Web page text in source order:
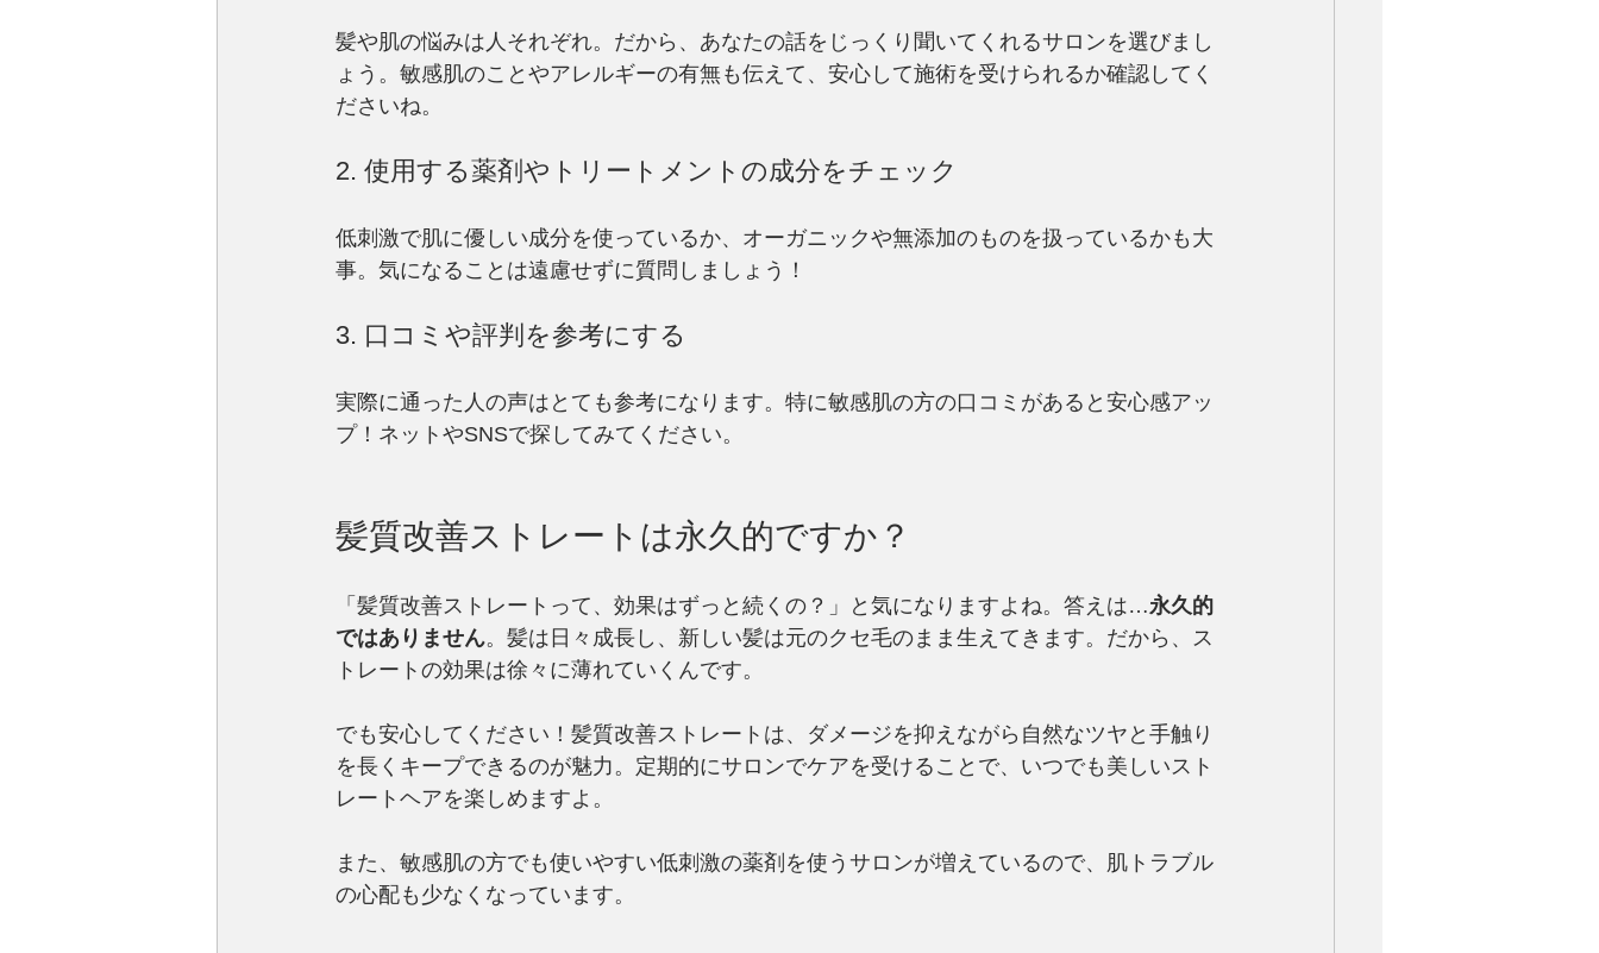
髪や肌の悩みは人それぞれ。だから、あなたの話をじっくり聞いてくれるサロンを選びまし
ょう。敏感肌のことやアレルギーの有無も伝えて、安心して施術を受けられるか確認してく
ださいね。
2. 使用する薬剤やトリートメントの成分をチェック
低刺激で肌に優しい成分を使っているか、オーガニックや無添加のものを扱っているかも大
事。気になることは遠慮せずに質問しましょう！
3. 口コミや評判を参考にする
実際に通った人の声はとても参考になります。特に敏感肌の方の口コミがあると安心感アッ
プ！ネットやSNSで探してみてください。
髪質改善ストレートは永久的ですか？
「髪質改善ストレートって、効果はずっと続くの？」と気になりますよね。答えは…永久的
ではありません。髪は日々成長し、新しい髪は元のクセ毛のまま生えてきます。だから、ス
トレートの効果は徐々に薄れていくんです。
でも安心してください！髪質改善ストレートは、ダメージを抑えながら自然なツヤと手触り
を長くキープできるのが魅力。定期的にサロンでケアを受けることで、いつでも美しいスト
レートヘアを楽しめますよ。
また、敏感肌の方でも使いやすい低刺激の薬剤を使うサロンが増えているので、肌トラブル
の心配も少なくなっています。